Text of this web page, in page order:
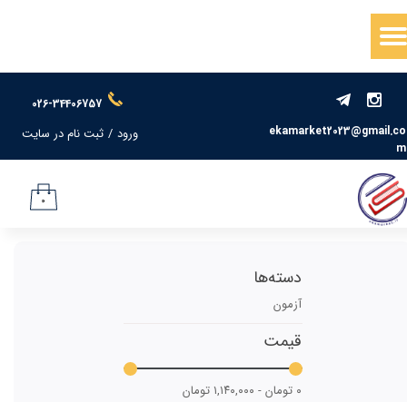
026-34406757
ekamarket2023@gmail.co
m
ورود / ثبت نام در سایت
حساب کاربری من
سفارشات
خروج از حساب کاربری
۰
دسته‌ها
آزمون
قیمت
۰ تومان - ۱,۱۴۰,۰۰۰ تومان